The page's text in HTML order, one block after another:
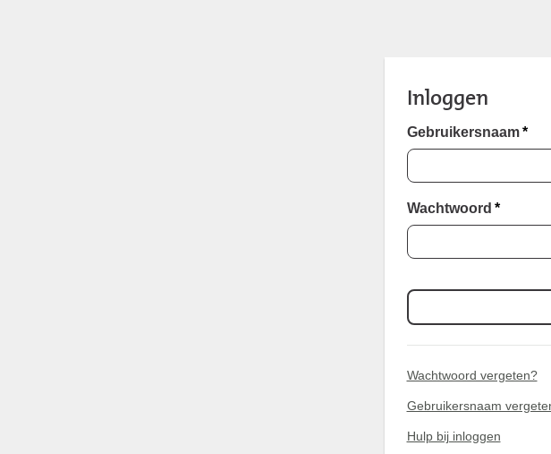
Inloggen
Gebruikersnaam *
Wachtwoord *
Wachtwoord vergeten?
Gebruikersnaam
Hulp bij inloggen